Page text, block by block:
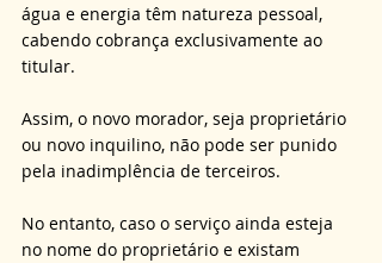
água e energia têm natureza pessoal,
cabendo cobrança exclusivamente ao
titular.
Assim, o novo morador, seja proprietário
ou novo inquilino, não pode ser punido
pela inadimplência de terceiros.
No entanto, caso o serviço ainda esteja
no nome do proprietário e existam